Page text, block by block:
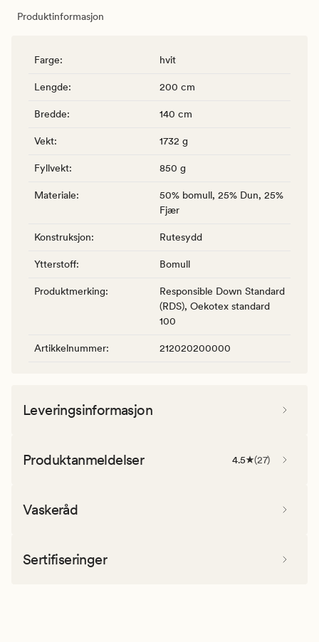
Produktinformasjon
Farge: hvit
Lengde: 200 cm
Bredde: 140 cm
Vekt: 1732 g
Fyllvekt: 850 g
Materiale:
50% bomull, 25% Dun, 25%
Fjær
Konstruksjon: Rutesydd
Ytterstoff: Bomull
Produktmerking:
Responsible Down Standard
(RDS), Oekotex standard
100
Artikkelnummer: 212020200000
Leveringsinformasjon
Produktanmeldelser 4.5 (27)
Vaskeråd
Sertifiseringer